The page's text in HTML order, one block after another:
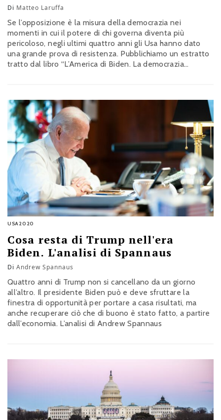
Di Matteo Laruffa
Se l’opposizione è la misura della democrazia nei
momenti in cui il potere di chi governa diventa più
pericoloso, negli ultimi quattro anni gli Usa hanno dato
una grande prova di resistenza. Pubblichiamo un estratto
tratto dal libro “L’America di Biden. La democrazia
USA2020
Cosa resta di Trump nell'era
Biden. L'analisi di Spannaus
Di Andrew Spannaus
Quattro anni di Trump non si cancellano da un giorno
all’altro. Il presidente Biden può e deve sfruttare la
finestra di opportunità per portare a casa risultati, ma
anche recuperare ciò che di buono è stato fatto, a partire
dall’economia. L’analisi di Andrew Spannaus